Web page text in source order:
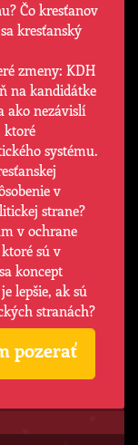
Čo kresťanov
kresťanský
zmeny: KDH
na kandidátke
ako nezávislí
ktoré
systému.
v
strane?
v ochrane
sú v
koncept
lepšie, ak sú
stranách?
pozerať